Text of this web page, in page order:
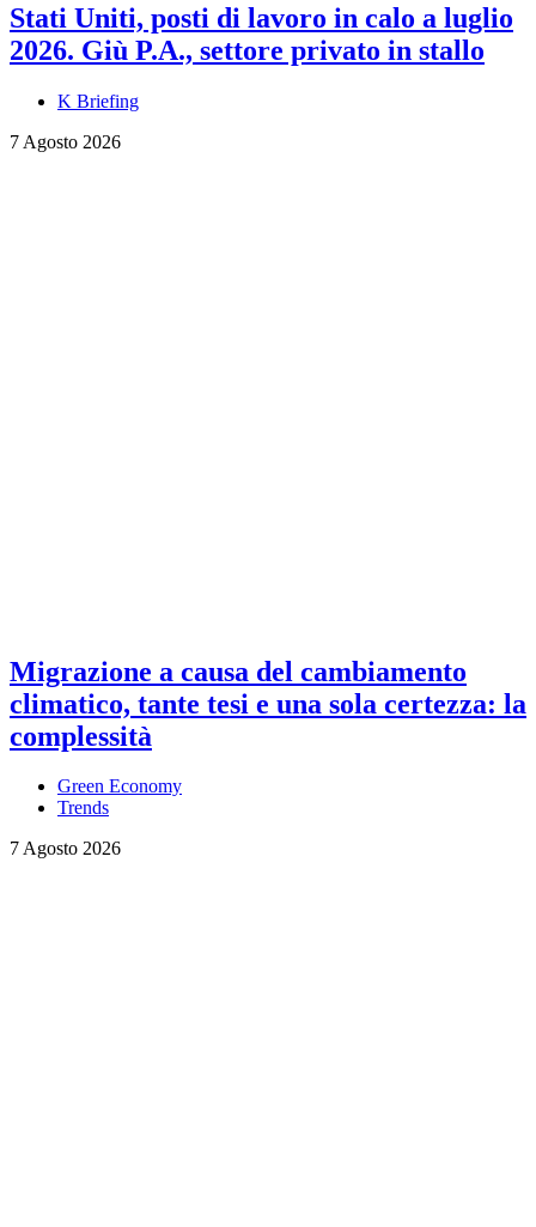
Stati Uniti, posti di lavoro in calo a luglio
2026. Giù P.A., settore privato in stallo
K Briefing
7 Agosto 2026
Migrazione a causa del cambiamento
climatico, tante tesi e una sola certezza: la
complessità
Green Economy
Trends
7 Agosto 2026